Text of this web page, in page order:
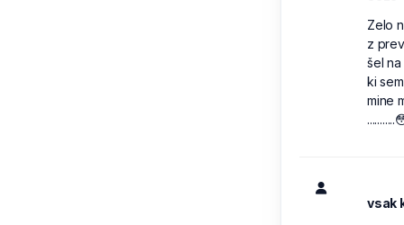
Zelo
z
šel
ki
mine
vsak